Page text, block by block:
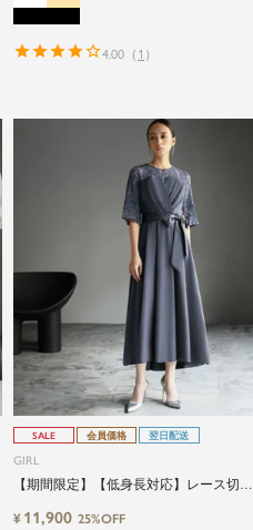
4.00 （ 1 ）
SALE 会員価格 翌日配送
GIRL
【期間限定】【低身長対応】レース切替
婚式ワンピースドレス
¥ 11,900 25%OFF